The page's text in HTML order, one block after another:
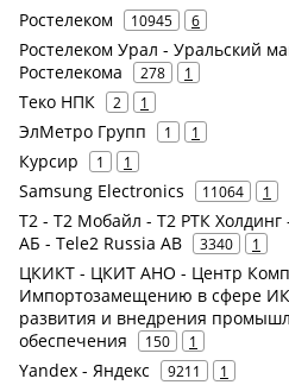
Ростелеком 10945 6
Ростелеком Урал - Уральский
Ростелекома
278 1
Теко НПК 2 1
ЭлМетро Групп 1 1
Курсир 1 1
Samsung Electronics 11064 1
Т2 - Т2 Мобайл - Т2 РТК
АБ - Tele2 Russia AB
3340 1
ЦКИКТ - ЦКИТ АНО - Центр
Импортозамещению в сфере
развития и внедрения
обеспечения
150 1
Yandex - Яндекс 9211 1